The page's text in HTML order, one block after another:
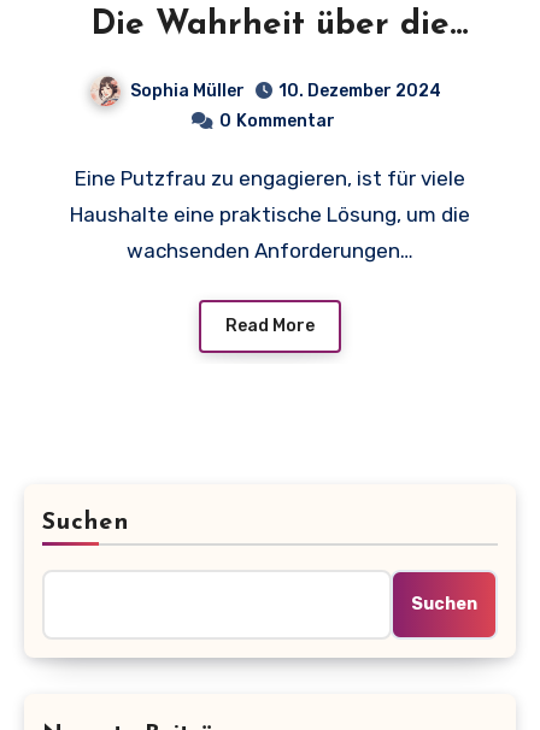
Die Wahrheit über die
Haushaltshilfe
Sophia Müller
10. Dezember 2024
0 Kommentar
Eine Putzfrau zu engagieren, ist für viele
Haushalte eine praktische Lösung, um die
wachsenden Anforderungen…
Read More
Suchen
Suchen